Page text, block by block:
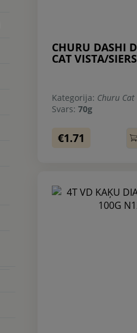
CHURU DASHI
CAT VISTA/
Kategorija: Churu Cat
Svars:70g
€1.71